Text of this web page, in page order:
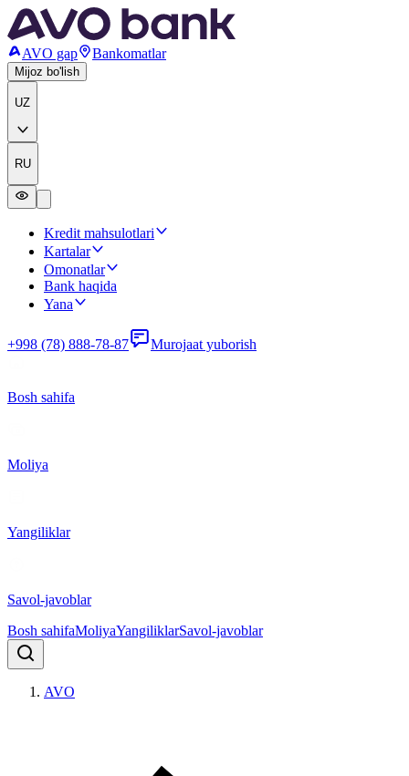
AVO gap Bankomatlar
Mijoz bo'lish
UZ
RU
Kredit mahsulotlari
Kartalar
Omonatlar
Bank haqida
Yana
+998 (78) 888-78-87 Murojaat yuborish
Bosh sahifa
Moliya
Yangiliklar
Savol-javoblar
Bosh sahifaMoliyaYangiliklarSavol-javoblar
AVO